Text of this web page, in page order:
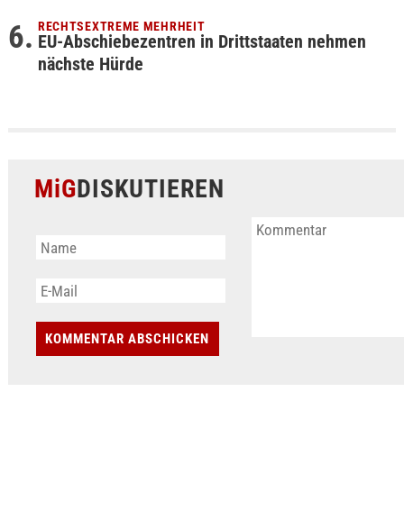
RECHTSEXTREME MEHRHEIT
EU-Abschiebezentren in Drittstaaten nehmen
nächste Hürde
MiGDISKUTIEREN